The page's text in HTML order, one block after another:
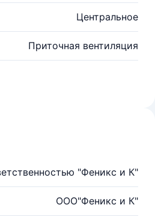
Центральное
Приточная вентиляция
"Феникс и К"
ООО"Феникс и К"